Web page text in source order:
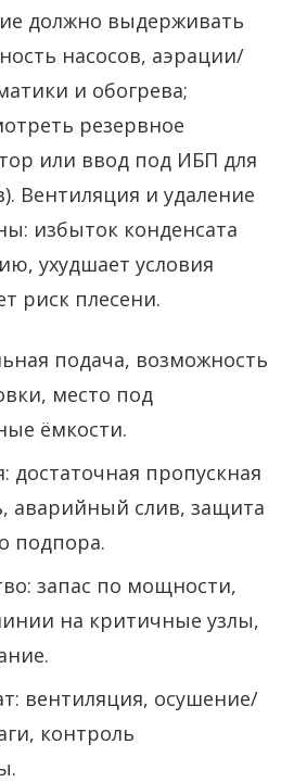
должно выдерживать
насосов, аэрации/
и обогрева;
резервное
или ввод под ИБП для
Вентиляция и удаление
избыток конденсата
ухудшает условия
риск плесени.
подача, возможность
место под
ёмкости.
достаточная пропускная
аварийный слив, защита
подпора.
запас по мощности,
на критичные узлы,
вентиляция, осушение/
контроль